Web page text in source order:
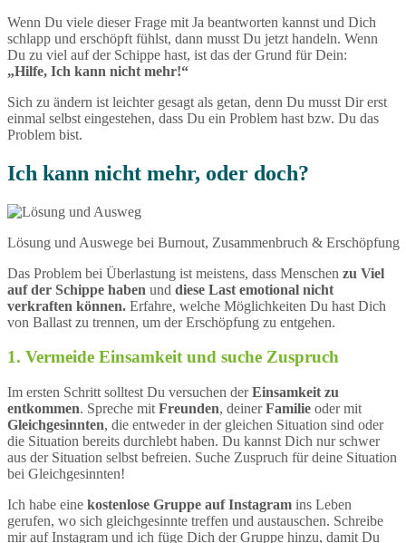
Wenn Du viele dieser Frage mit Ja beantworten kannst und Dich
schlapp und erschöpft fühlst, dann musst Du jetzt handeln. Wenn
Du zu viel auf der Schippe hast, ist das der Grund für Dein:
„Hilfe, Ich kann nicht mehr!“
Sich zu ändern ist leichter gesagt als getan, denn Du musst Dir erst
einmal selbst eingestehen, dass Du ein Problem hast bzw. Du das
Problem bist.
Ich kann nicht mehr, oder doch?
Lösung und Auswege bei Burnout, Zusammenbruch & Erschöpfung
Das Problem bei Überlastung ist meistens, dass Menschen zu Viel
auf der Schippe haben und diese Last emotional nicht
verkraften können. Erfahre, welche Möglichkeiten Du hast Dich
von Ballast zu trennen, um der Erschöpfung zu entgehen.
1. Vermeide Einsamkeit und suche Zuspruch
Im ersten Schritt solltest Du versuchen derEinsamkeit zu
entkommen. Spreche mit Freunden, deinerFamilie oder mit
Gleichgesinnten, die entweder in der gleichen Situation sind oder
die Situation bereits durchlebt haben. Du kannst Dich nur schwer
aus der Situation selbst befreien. Suche Zuspruch für deine Situation
bei Gleichgesinnten!
Ich habe eine kostenlose Gruppe auf Instagram ins Leben
gerufen, wo sich gleichgesinnte treffen und austauschen. Schreibe
mir auf Instagram und ich füge Dich der Gruppe hinzu, damit Du